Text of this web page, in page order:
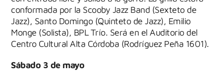
conformada por la Scooby Jazz Band (Sexteto de
Jazz), Santo Domingo (Quinteto de Jazz), Emilio
Monge (Solista), BPL Trío. Será en el Auditorio del
Centro Cultural Alta Córdoba (Rodríguez Peña 1601).
Sábado 3 de mayo